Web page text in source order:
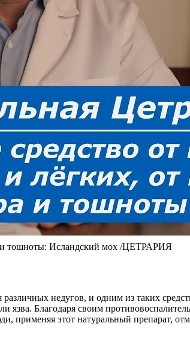
тошноты: Исландский мох /ЦЕТРАРИЯ
недугов, и одним из таких
язва. Благодаря своим
этот натуральный препарат,